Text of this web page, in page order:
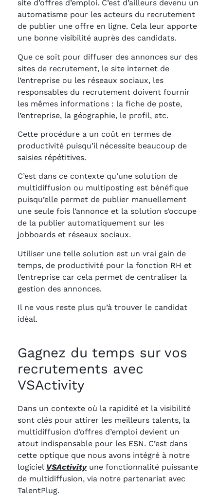
site d’offres d’emploi. C’est d’ailleurs devenu un
automatisme pour les acteurs du recrutement
de publier une offre en ligne. Cela leur apporte
une bonne visibilité auprès des candidats.
Que ce soit pour diffuser des annonces sur des
sites de recrutement, le site internet de
l’entreprise ou les réseaux sociaux, les
responsables du recrutement doivent fournir
les mêmes informations : la fiche de poste,
l’entreprise, la géographie, le profil, etc.
Cette procédure a un coût en termes de
productivité puisqu’il nécessite beaucoup de
saisies répétitives.
C’est dans ce contexte qu’une solution de
multidiffusion ou multiposting est bénéfique
puisqu’elle permet de publier manuellement
une seule fois l’annonce et la solution s’occupe
de la publier automatiquement sur les
jobboards et réseaux sociaux.
Utiliser une telle solution est un vrai gain de
temps, de productivité pour la fonction RH et
l’entreprise car cela permet de centraliser la
gestion des annonces.
Il ne vous reste plus qu’à trouver le candidat
idéal.
Gagnez du temps sur vos
recrutements avec
VSActivity
Dans un contexte où la rapidité et la visibilité
sont clés pour attirer les meilleurs talents, la
multidiffusion d’offres d’emploi devient un
atout indispensable pour les ESN. C’est dans
cette optique que nous avons intégré à notre
logiciel VSActivityune fonctionnalité puissante
de multidiffusion, via notre partenariat avec
TalentPlug.